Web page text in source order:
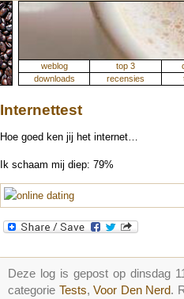
weblog top 3
downloads
recensies
Internettest
Hoe goed ken jij het internet…
Ik schaam mij diep: 79%
Deze log is gepost op dinsdag
categorie Tests,Voor Den Nerd.